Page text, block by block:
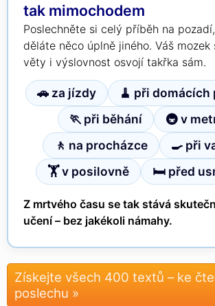
tak mimochodem
Poslechněte si celý příběh na
děláte něco úplně jiného. Váš mozek
věty i výslovnost osvojí takřka sám.
🚗 za jízdy
🧹 při domácích
🏃 při běhání
🚇 v
🚶 na procházce
🍳 při
🏋 v posilovně
🛏 před
Z mrtvého času se tak stává
učení – bez jakékoli námahy.
Získejte všech 400 textů – ke
poslechu »